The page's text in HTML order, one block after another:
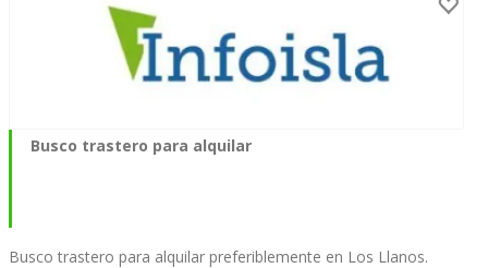
Busco trastero para alquilar
Busco trastero para alquilar preferiblemente en Los Llanos.